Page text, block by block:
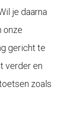
je daarna
onze
gericht te
verder en
zoals